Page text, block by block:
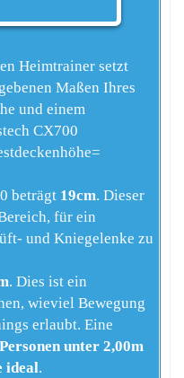
Heimtrainer setzt
Maßen Ihres
und einem
CX700
beträgt 19cm. Dieser
für ein
und Kniegelenke zu
. Dies ist ein
wieviel Bewegung
erlaubt. Eine
unter 2,00m
ideal.